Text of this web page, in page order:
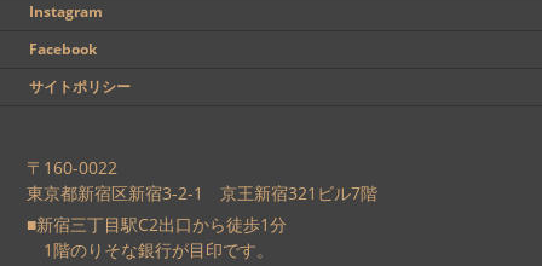
〒160-0022
東京都新宿区新宿3-2-1 京王新宿321ビル7階
■新宿三丁目駅C2出口から徒歩1分
1階のりそな銀行が目印です。
Instagram
Facebook
サイトポリシー